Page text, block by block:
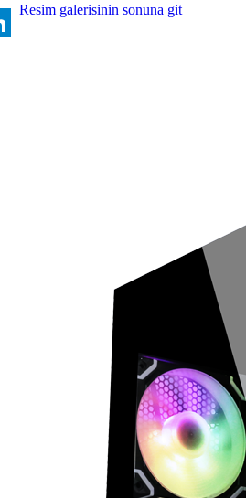
LinkedIn
Resim galerisinin sonuna git